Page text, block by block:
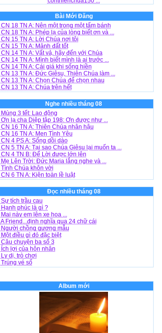
Bài Mới Đăng
CN 18 TN A: Nên một trong một tấm bánh
CN 18 TN A: Phép lạ của lòng biết ơn và ...
CN 15 TN A: Lời Chúa nơi tôi
CN 15 TN A: Mảnh đất tốt
CN 14 TN A: Vất vả, hãy đến với Chúa
CN 14 TN A: Mình biết mình là ai trước ...
CN 14 TN A: Cái giá khi sống hiền
CN 13 TN A: Đức Giêsu, Thiên Chúa làm ...
CN 13 TN A: Chọn Chúa để chọn nhau
CN 13 TN A: Chúa trên hết
Nghe nhiều tháng 08
Mùng 3 tết: Lao động
Ơn lạ cha Diệp tập 198: Ơn được như ...
CN 16 TN A: Thiên Chúa nhân hậu
CN 16 TN A: Men Tình Yêu
CN 4 PS A: Sống dồi dào
CN 5 TN A: Tại sao Chúa Giêsu lại muốn ta ...
CN 4 TN B: Để Lời được lớn lên
Mẹ Lên Trời: Đức Maria lắng nghe và ...
Tình Chúa khôn vời
CN 6 TN A: Kiện toàn lề luật
Đọc nhiều tháng 08
Sự tích trầu cau
Hạnh phúc là gì ?
Mai này em lên xe hoa ...
A Friend...định nghĩa qua 24 chữ cái
Người chồng gương mẫu
Một điều gì đó đặc biệt
Câu chuyện ba số 3
Ích lợi của hôn nhân
Ly dị, trò chơi
Trúng vé số
Album mới